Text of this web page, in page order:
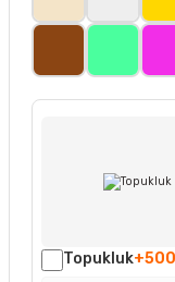
Topukluk